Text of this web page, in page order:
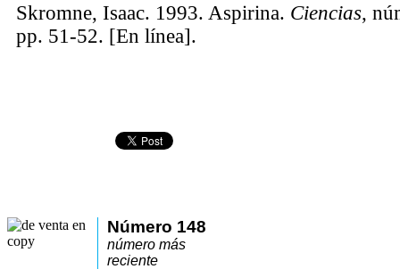
Skromne, Isaac. 1993. Aspirina. Ciencias,
pp. 51-52. [En línea].
Número 148
número más
reciente